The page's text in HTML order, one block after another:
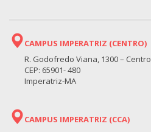
CAMPUS IMPERATRIZ (CENTRO)
R. Godofredo Viana, 1300 – Centro
CEP: 65901- 480
Imperatriz-MA
CAMPUS IMPERATRIZ (CCA)